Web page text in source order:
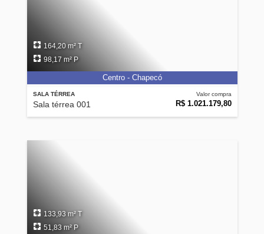
SALA TÉRREA
Sala térrea 001
Valor compra
R$ 1.021.179,80
164,20 m² T
98,17 m² P
Centro - Chapecó
133,93 m² T
51,83 m² P